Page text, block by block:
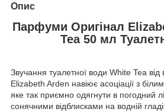
Опис
Парфуми Оригінал
Tea 50 мл
Звучання туалетної води White Tea від
Elizabeth Arden навіює асоціації з
яке так приємно одягнути в погодний
сонячними відблисками на водній